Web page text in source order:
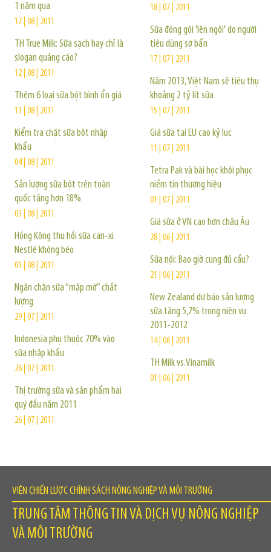
1 năm qua
17 | 08 | 2011
TH True Milk: Sữa sạch hay chỉ là
slogan quảng cáo?
12 | 08 | 2011
Thêm 6 loại sữa bột bình ổn giá
11 | 08 | 2011
Kiểm tra chặt sữa bột nhập
khẩu
04 | 08 | 2011
Sản lượng sữa bột trên toàn
quốc tăng hơn 18%
03 | 08 | 2011
Hồng Kông thu hồi sữa can-xi
Nestlé không béo
01 | 08 | 2011
Ngăn chặn sữa “mập mờ” chất
lượng
29 | 07 | 2011
Indonesia phụ thuộc 70% vào
sữa nhập khẩu
26 | 07 | 2011
Thị trường sữa và sản phẩm hai
quý đầu năm 2011
26 | 07 | 2011
18 | 07 | 2011
Sữa đóng gói 'lên ngôi' do người
tiêu dùng sợ bẩn
17 | 07 | 2011
Năm 2013, Việt Nam sẽ tiêu thụ
khoảng 2 tỷ lít sữa
15 | 07 | 2011
Giá sữa tại EU cao kỷ lục
11 | 07 | 2011
Tetra Pak và bài học khôi phục
niềm tin thương hiệu
01 | 07 | 2011
Giá sữa ở VN cao hơn châu Âu
28 | 06 | 2011
Sữa nội: Bao giờ cung đủ cầu?
21 | 06 | 2011
New Zealand dự báo sản lượng
sữa tăng 5,7% trong niên vụ
2011-2012
14 | 06 | 2011
TH Milk vs.Vinamilk
01 | 06 | 2011
VIỆN CHIẾN LƯỢC CHÍNH SÁCH NÔNG NGHIỆP VÀ MÔI TRƯỜNG
TRUNG TÂM THÔNG TIN VÀ DỊCH VỤ NÔNG NGHIỆP
VÀ MÔI TRƯỜNG